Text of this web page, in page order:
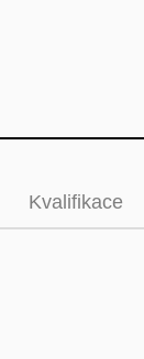
Kvalifikace